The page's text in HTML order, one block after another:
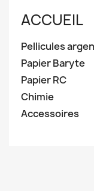
ACCUEIL
Pellicules
Papier Baryte
Papier RC
Chimie
Accessoires